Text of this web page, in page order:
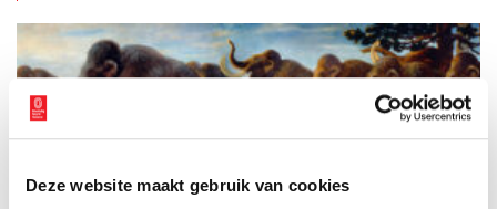
Deze website maakt gebruik van cookies
paleontoloog Luc Anthonis, en het Rijksmuseum van
Oudheden er ontzettend blij mee en trots op dat dit inmiddels
iconische fossiel op 11 november 2024 formeel is
overgedragen aan de rijkscollectie.